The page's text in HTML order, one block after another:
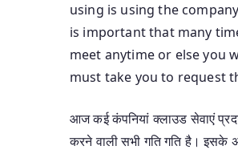
using is using the
is important that many
meet anytime or else you
must take you to request
आज कई कंपनियां क्लाउड सेवाएं
करने वाली सभी गति गति है। इसके